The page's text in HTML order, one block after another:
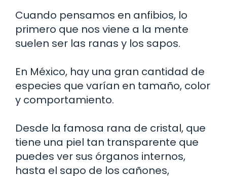
Cuando pensamos en anfibios, lo
primero que nos viene a la mente
suelen ser las ranas y los sapos.
En México, hay una gran cantidad de
especies que varían en tamaño, color
y comportamiento.
Desde la famosa rana de cristal, que
tiene una piel tan transparente que
puedes ver sus órganos internos,
hasta el sapo de los cañones,